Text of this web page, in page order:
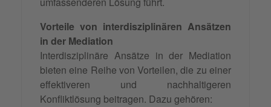
Vorteile von interdisziplinären Ansätzen
in der Mediation
Interdisziplinäre Ansätze in der Mediation
bieten eine Reihe von Vorteilen, die zu einer
effektiveren und nachhaltigeren
Konfliktlösung beitragen. Dazu gehören: